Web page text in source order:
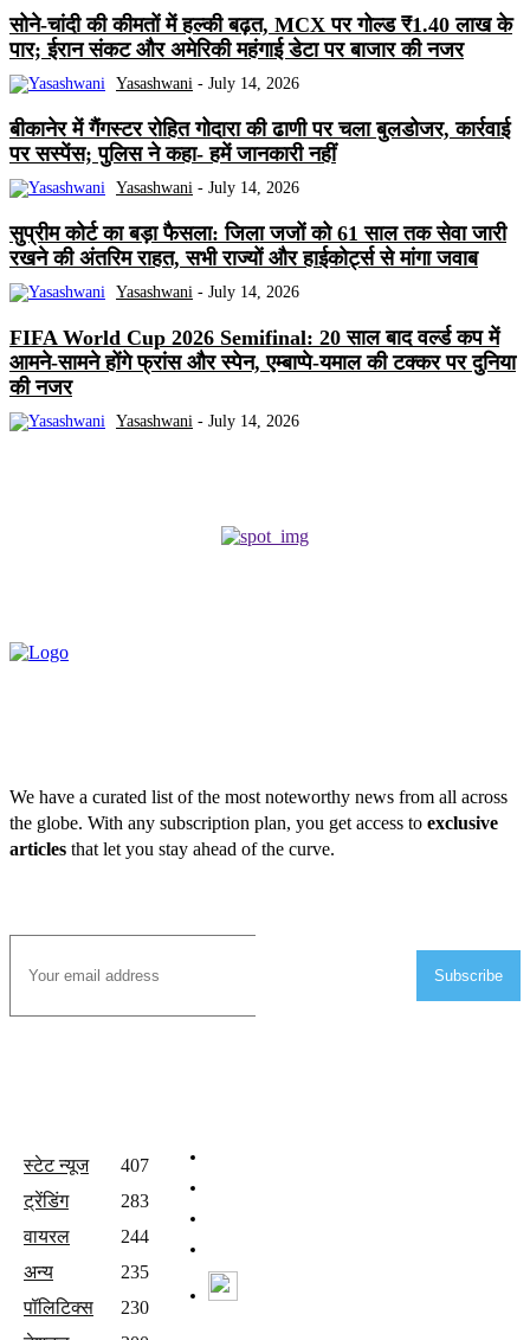
सोने-चांदी की कीमतों में हल्की बढ़त, MCX पर गोल्ड ₹1.40 लाख के
पार; ईरान संकट और अमेरिकी महंगाई डेटा पर बाजार की नजर
Yasashwani - July 14, 2026
बीकानेर में गैंगस्टर रोहित गोदारा की ढाणी पर चला बुलडोजर, कार्रवाई
पर सस्पेंस; पुलिस ने कहा- हमें जानकारी नहीं
Yasashwani - July 14, 2026
सुप्रीम कोर्ट का बड़ा फैसला: जिला जजों को 61 साल तक सेवा जारी
रखने की अंतरिम राहत, सभी राज्यों और हाईकोर्ट्स से मांगा जवाब
Yasashwani - July 14, 2026
FIFA World Cup 2026 Semifinal: 20 साल बाद वर्ल्ड कप में
आमने-सामने होंगे फ्रांस और स्पेन, एम्बाप्पे-यमाल की टक्कर पर दुनिया
की नजर
Yasashwani - July 14, 2026
We have a curated list of the most noteworthy news from all across
the globe. With any subscription plan, you get access to exclusive
articles that let you stay ahead of the curve.
Subscribe
स्टेट न्यूज
407
ट्रेंडिंग
283
वायरल
244
अन्य
235
पॉलिटिक्स
230